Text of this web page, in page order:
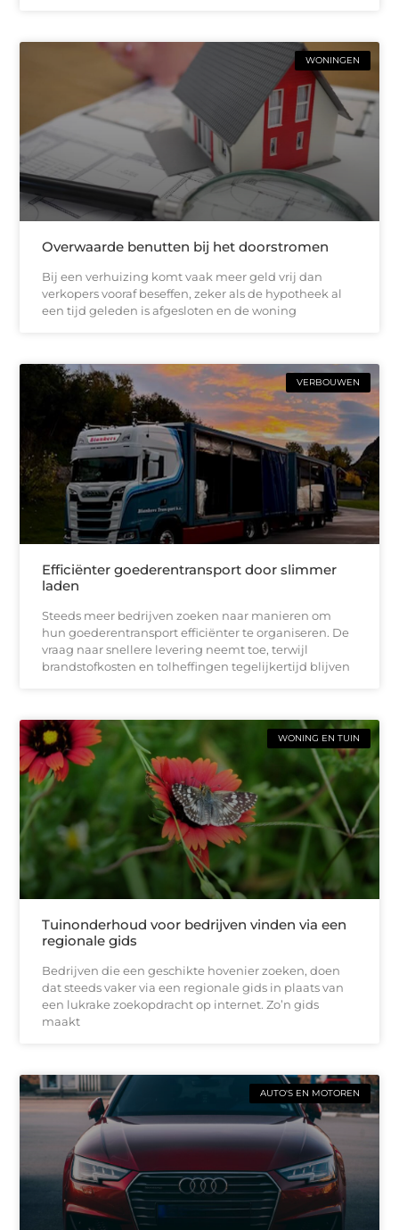
WONINGEN
Overwaarde benutten bij het doorstromen
Bij een verhuizing komt vaak meer geld vrij dan
verkopers vooraf beseffen, zeker als de hypotheek al
een tijd geleden is afgesloten en de woning
VERBOUWEN
Efficiënter goederentransport door slimmer
laden
Steeds meer bedrijven zoeken naar manieren om
hun goederentransport efficiënter te organiseren. De
vraag naar snellere levering neemt toe, terwijl
brandstofkosten en tolheffingen tegelijkertijd blijven
WONING EN TUIN
Tuinonderhoud voor bedrijven vinden via een
regionale gids
Bedrijven die een geschikte hovenier zoeken, doen
dat steeds vaker via een regionale gids in plaats van
een lukrake zoekopdracht op internet. Zo’n gids
maakt
AUTO'S EN MOTOREN